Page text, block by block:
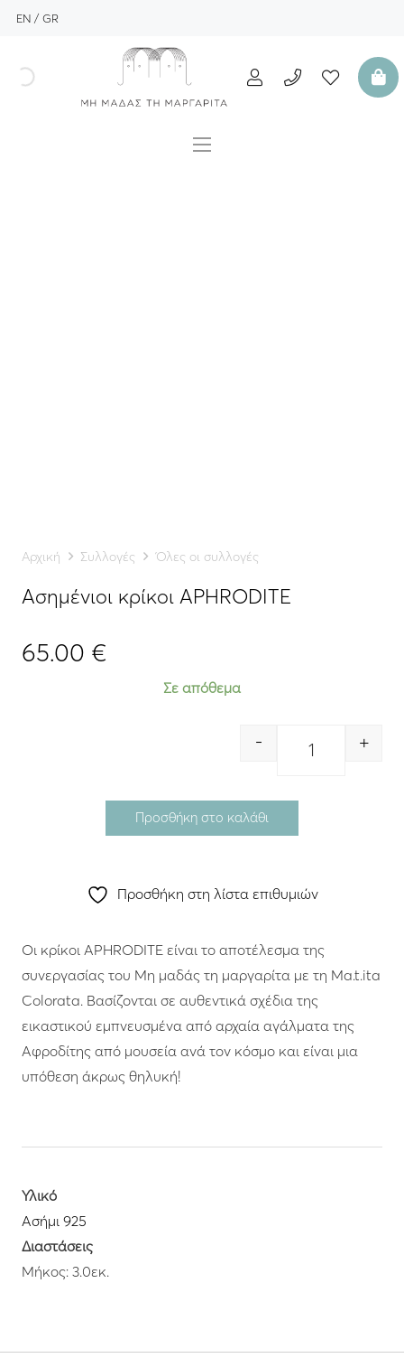
EN GR
Αρχική Συλλογές Όλες οι συλλογές
Ασημένιοι κρίκοι APHRODITE
65.00 €
Σε απόθεμα
Quantity
- +
Προσθήκη στο καλάθι
Προσθήκη στη λίστα επιθυμιών
Οι κρίκοι APHRODITE είναι το αποτέλεσμα της
συνεργασίας του Μη μαδάς τη μαργαρίτα με τη Ma.t.ita
Colorata. Βασίζονται σε αυθεντικά σχέδια της
εικαστικού εμπνευσμένα από αρχαία αγάλματα της
Αφροδίτης από μουσεία ανά τον κόσμο και είναι μια
Υλικό
Ασήμι 925
Διαστάσεις
Μήκος: 3.0εκ.